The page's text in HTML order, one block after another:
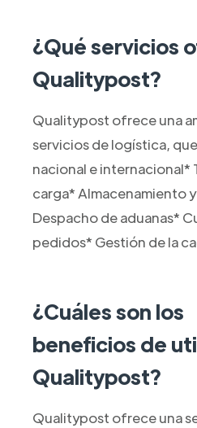
¿Qué servicios
Qualitypost?
Qualitypost ofrece una
servicios de logística,
nacional e internacional*
carga* Almacenamiento
Despacho de aduanas*
pedidos* Gestión de la
¿Cuáles son los
beneficios de
Qualitypost?
Qualitypost ofrece una